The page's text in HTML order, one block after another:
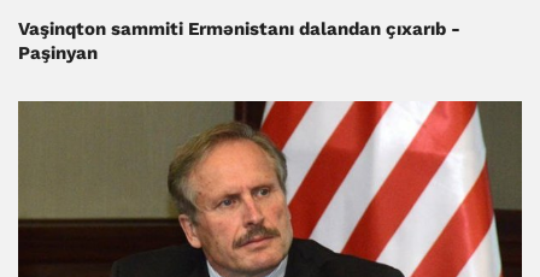
Vaşinqton sammiti Ermənistanı dalandan çıxarıb -
Paşinyan